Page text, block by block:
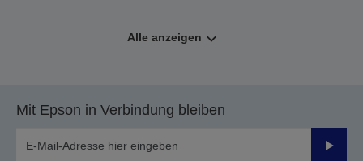
Alle anzeigen
Mit Epson in Verbindung bleiben